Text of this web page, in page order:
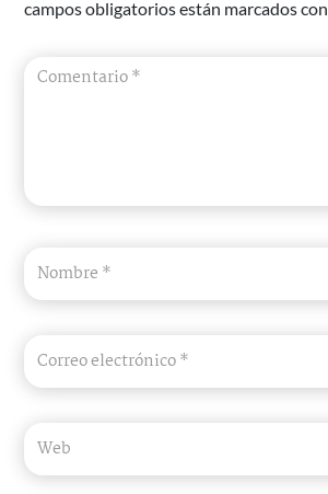
campos obligatorios están marcados con